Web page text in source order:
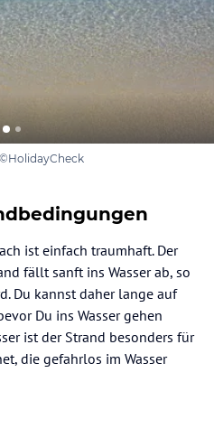
ist einfach traumhaft. Der
fällt sanft ins Wasser ab, so
Du kannst daher lange auf
Du ins Wasser gehen
ist der Strand besonders für
die gefahrlos im Wasser